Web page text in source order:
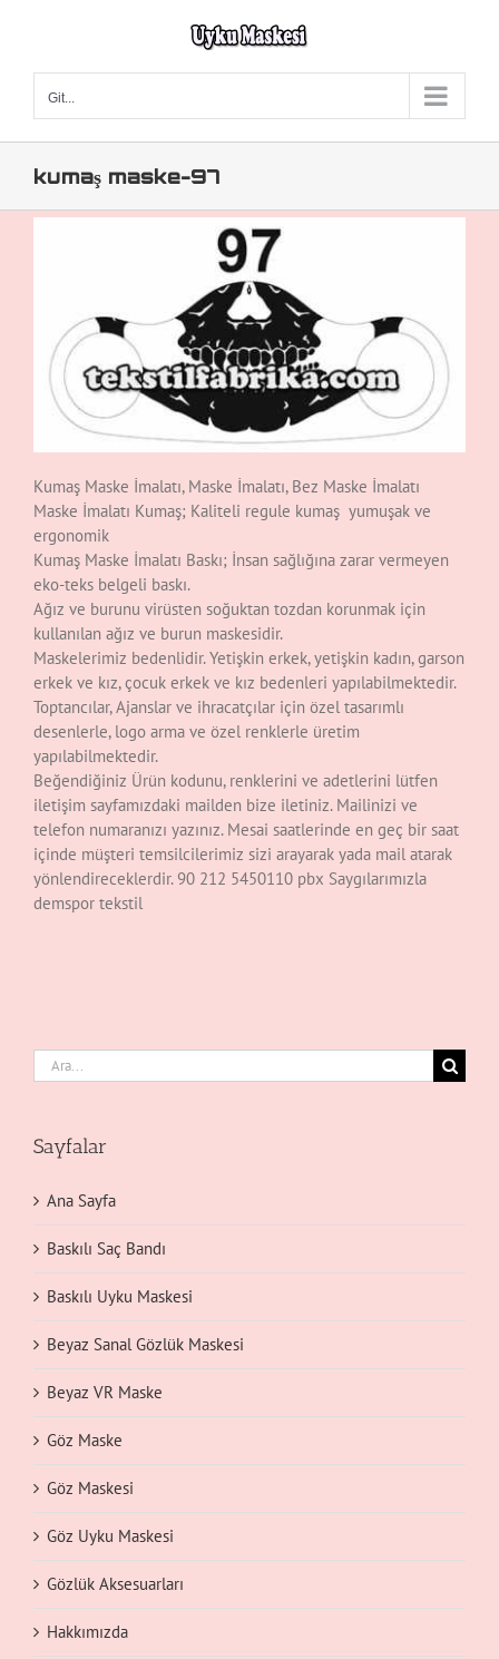
Git...
kumaş maske-97
Kumaş Maske İmalatı, Maske İmalatı, Bez Maske İmalatı
Maske İmalatı Kumaş; Kaliteli regule kumaş yumuşak ve
ergonomik
Kumaş Maske İmalatı Baskı; İnsan sağlığına zarar vermeyen
eko-teks belgeli baskı.
Ağız ve burunu virüsten soğuktan tozdan korunmak için
kullanılan ağız ve burun maskesidir.
Maskelerimiz bedenlidir. Yetişkin erkek, yetişkin kadın, garson
erkek ve kız, çocuk erkek ve kız bedenleri yapılabilmektedir.
Toptancılar, Ajanslar ve ihracatçılar için özel tasarımlı
desenlerle, logo arma ve özel renklerle üretim
yapılabilmektedir.
Beğendiğiniz Ürün kodunu, renklerini ve adetlerini lütfen
iletişim sayfamızdaki mailden bize iletiniz. Mailinizi ve
telefon numaranızı yazınız. Mesai saatlerinde en geç bir saat
içinde müşteri temsilcilerimiz sizi arayarak yada mail atarak
yönlendireceklerdir. 90 212 5450110 pbx Saygılarımızla
demspor tekstil
Ara:
Sayfalar
Ana Sayfa
Baskılı Saç Bandı
Baskılı Uyku Maskesi
Beyaz Sanal Gözlük Maskesi
Beyaz VR Maske
Göz Maske
Göz Maskesi
Göz Uyku Maskesi
Gözlük Aksesuarları
Hakkımızda